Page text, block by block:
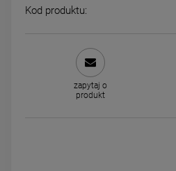
STAL CHIRURGICZNA
serce cyrkonie jasne złoto
44,00 zł
Kod produktu:
zapytaj o
produkt